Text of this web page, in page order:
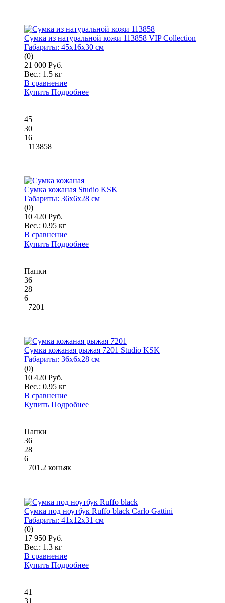
Сумка из натуральной кожи 113858 VIP Collection
Габариты: 45x16x30 см
(0)
21 000 Руб.
Вес.: 1.5 кг
В сравнение
Купить Подробнее
45
30
16
113858
Сумка кожаная Studio KSK
Габариты: 36x6x28 см
(0)
10 420 Руб.
Вес.: 0.95 кг
В сравнение
Купить Подробнее
Папки
36
28
6
7201
Сумка кожаная рыжая 7201 Studio KSK
Габариты: 36x6x28 см
(0)
10 420 Руб.
Вес.: 0.95 кг
В сравнение
Купить Подробнее
Папки
36
28
6
701.2 коньяк
Сумка под ноутбук Ruffo black Carlo Gattini
Габариты: 41x12x31 см
(0)
17 950 Руб.
Вес.: 1.3 кг
В сравнение
Купить Подробнее
41
31